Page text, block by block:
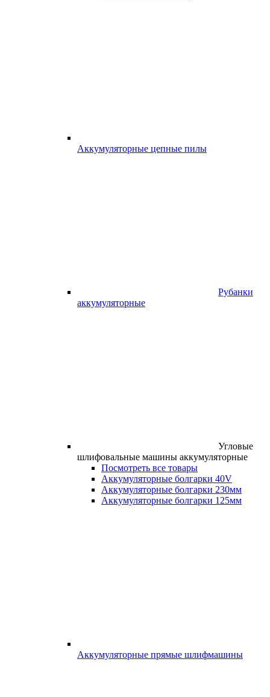
Аккумуляторные цепные пилы
Рубанки
аккумуляторные
Угловые
шлифовальные машины аккумуляторные
Посмотреть все товары
Аккумуляторные болгарки 40V
Аккумуляторные болгарки 230мм
Аккумуляторные болгарки 125мм
Аккумуляторные прямые шлифмашины